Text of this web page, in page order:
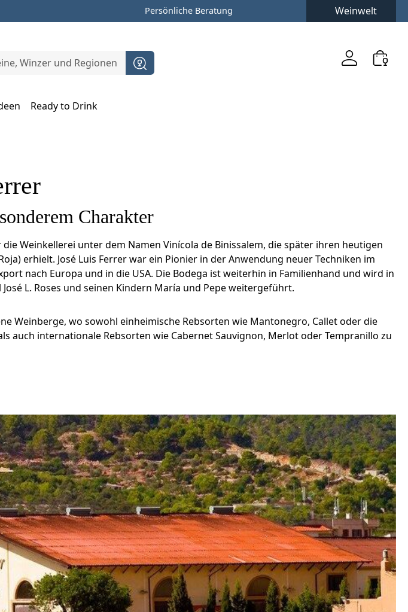
Persönliche Beratung Weinwelt
Ready to Drink
Charakter
Weinkellerei unter dem Namen Vinícola de Binissalem, die später ihren heutigen
erhielt. José Luis Ferrer war ein Pionier in der Anwendung neuer Techniken im
nach Europa und in die USA. Die Bodega ist weiterhin in Familienhand und wird in
L. Roses und seinen Kindern María und Pepe weitergeführt.
Weinberge, wo sowohl einheimische Rebsorten wie Mantonegro, Callet oder die
auch internationale Rebsorten wie Cabernet Sauvignon, Merlot oder Tempranillo zu